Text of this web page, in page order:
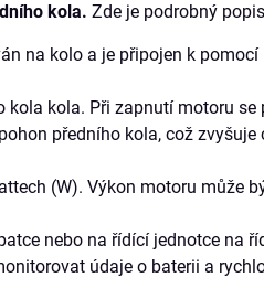
kola. Zde je podrobný
na kolo a je připojen k
kola. Při zapnutí motoru
předního kola, což zvyšuje
(W). Výkon motoru může
nebo na řídící jednotce na
údaje o baterii a